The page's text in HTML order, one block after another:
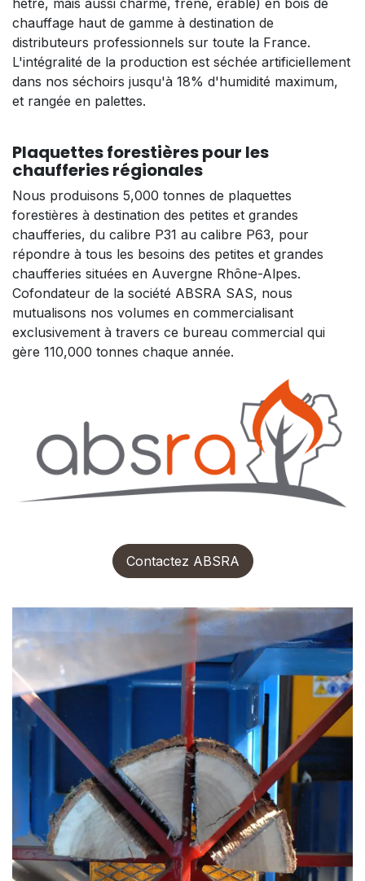
hêtre, mais aussi charme, frêne, érable) en bois de
chauffage haut de gamme à destination de
distributeurs professionnels sur toute la France.
L'intégralité de la production est séchée artificiellement
dans nos séchoirs jusqu'à 18% d'humidité maximum,
et rangée en palettes.
Plaquettes forestières pour les
chaufferies régionales
Nous produisons 5,000 tonnes de plaquettes
forestières à destination des petites et grandes
chaufferies, du calibre P31 au calibre P63, pour
répondre à tous les besoins des petites et grandes
chaufferies situées en Auvergne Rhône-Alpes.
Cofondateur de la société ABSRA SAS, nous
mutualisons nos volumes en commercialisant
exclusivement à travers ce bureau commercial qui
gère 110,000 tonnes chaque année.
Contactez ABSRA